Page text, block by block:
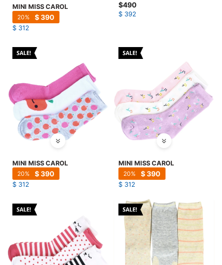
MINI MISS CAROL
$390
20
$ 312
$490
$ 392
MINI MISS CAROL
$390
20
$ 312
MINI MISS CAROL
$390
20
$ 312